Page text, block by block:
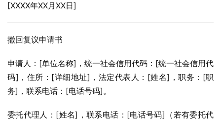
[XXXX年XX月XX日]
撤回复议申请书
申请人：[单位名称]，统一社会信用代码：[统一社会信用代
码]，住所：[详细地址]，法定代表人：[姓名]，职务：[职
务]，联系电话：[电话号码]。
委托代理人：[姓名]，联系电话：[电话号码]（若有委托代